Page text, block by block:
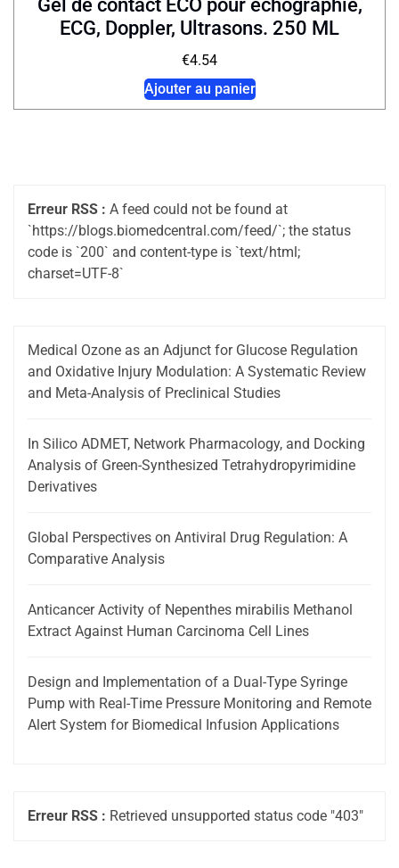
Gel de contact ECO pour échographie,
ECG, Doppler, Ultrasons. 250 ML
€4.54
Ajouter au panier
Erreur RSS : A feed could not be found at
`https://blogs.biomedcentral.com/feed/`; the status
code is `200` and content-type is `text/html;
charset=UTF-8`
Medical Ozone as an Adjunct for Glucose Regulation
and Oxidative Injury Modulation: A Systematic Review
and Meta-Analysis of Preclinical Studies
In Silico ADMET, Network Pharmacology, and Docking
Analysis of Green-Synthesized Tetrahydropyrimidine
Derivatives
Global Perspectives on Antiviral Drug Regulation: A
Comparative Analysis
Anticancer Activity of Nepenthes mirabilis Methanol
Extract Against Human Carcinoma Cell Lines
Design and Implementation of a Dual-Type Syringe
Pump with Real-Time Pressure Monitoring and Remote
Alert System for Biomedical Infusion Applications
Erreur RSS : Retrieved unsupported status code "403"